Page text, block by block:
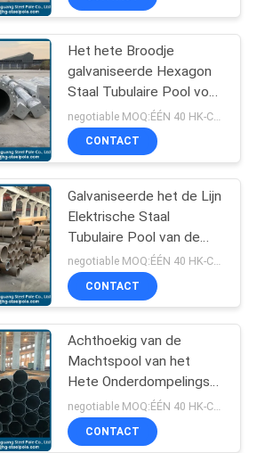
70
Polen
Het hete Broodje
galvaniseerde Hexagon
Staal Tubulaire Pool voor
Elektriciteitsdistributie
CONTACT
Galvaniseerde het de Lijn
Elektrische Staal
Tubulaire Pool van de
machtstransmissie Staal
Pool
negotiable MOQ:ÉÉN 40 HK-CONTAINER
CONTACT
Achthoekig van de
Machtspool van het
Hete Onderdompelings
Gegalvaniseerd Staal
Overlappings Gezamenlijk
Type ISO Certificaat
negotiable MOQ:ÉÉN 40 HK-CONTAINER
CONTACT